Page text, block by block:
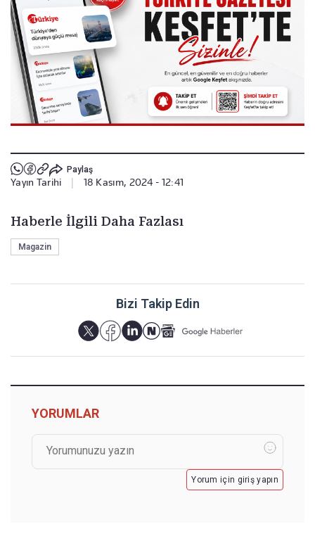
Paylaş
Yayın Tarihi 18 Kasım, 2024 - 12:41
Haberle İlgili Daha Fazlası
Magazin
Bizi Takip Edin
YORUMLAR
Yorum için giriş yapın